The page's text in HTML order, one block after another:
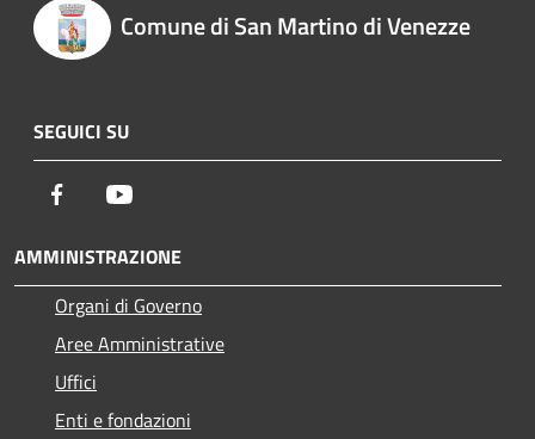
Comune di San Martino di Venezze
SEGUICI SU
Facebook
AMMINISTRAZIONE
Organi di Governo
Aree Amministrative
Uffici
Enti e fondazioni